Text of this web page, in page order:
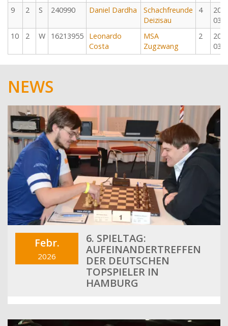
9
2 S 240990 Daniel Dardha
Schachfreunde
Deizisau
4
03-
10
2 W 16213955
Leonardo
Costa
MSA
Zugzwang
2
03-
NEWS
Febr.
2026
6. SPIELTAG:
AUFEINANDERTREFFEN
DER DEUTSCHEN
TOPSPIELER IN
HAMBURG